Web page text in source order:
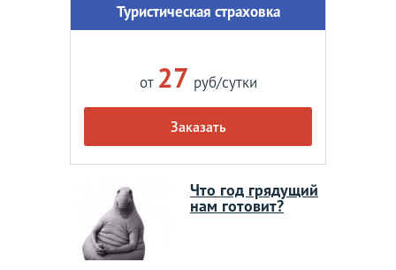
Туристическая страховка
от 27 руб/сутки
Заказать
Что год грядущий
нам готовит?